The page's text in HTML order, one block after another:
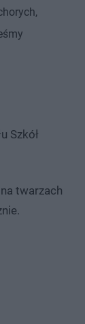
Szkół
twarzach